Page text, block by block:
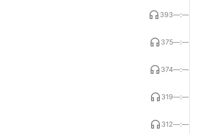
393—:—
375—:—
374—:—
319—:—
312—:—